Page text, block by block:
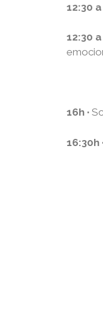
12:30 a
12:30 a
16h ·
16:30h